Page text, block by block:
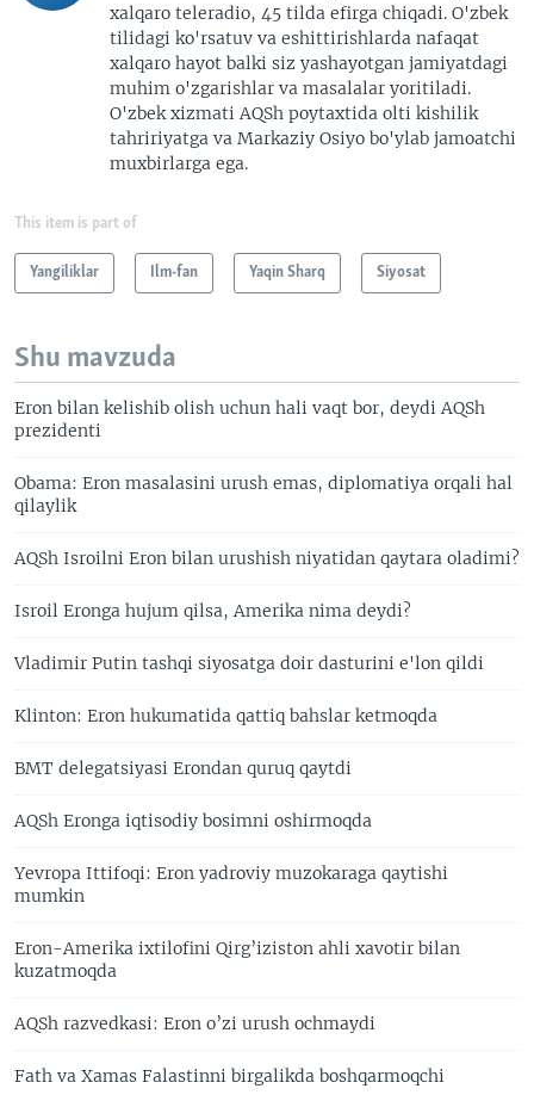
xalqaro teleradio, 45 tilda efirga chiqadi. O'zbek
tilidagi ko'rsatuv va eshittirishlarda nafaqat
xalqaro hayot balki siz yashayotgan jamiyatdagi
muhim o'zgarishlar va masalalar yoritiladi.
O'zbek xizmati AQSh poytaxtida olti kishilik
tahririyatga va Markaziy Osiyo bo'ylab jamoatchi
muxbirlarga ega.
This item is part of
Yangiliklar Ilm-fan Yaqin Sharq Siyosat
Shu mavzuda
Eron bilan kelishib olish uchun hali vaqt bor, deydi AQSh
prezidenti
Obama: Eron masalasini urush emas, diplomatiya orqali hal
qilaylik
AQSh Isroilni Eron bilan urushish niyatidan qaytara oladimi?
Isroil Eronga hujum qilsa, Amerika nima deydi?
Vladimir Putin tashqi siyosatga doir dasturini e'lon qildi
Klinton: Eron hukumatida qattiq bahslar ketmoqda
BMT delegatsiyasi Erondan quruq qaytdi
AQSh Eronga iqtisodiy bosimni oshirmoqda
Yevropa Ittifoqi: Eron yadroviy muzokaraga qaytishi
mumkin
Eron-Amerika ixtilofini Qirg’iziston ahli xavotir bilan
kuzatmoqda
AQSh razvedkasi: Eron o’zi urush ochmaydi
Fath va Xamas Falastinni birgalikda boshqarmoqchi